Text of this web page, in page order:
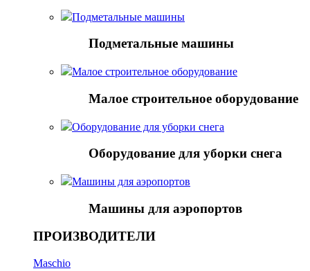
Подметальные машины
Подметальные машины
Малое строительное оборудование
Малое строительное оборудование
Оборудование для уборки снега
Оборудование для уборки снега
Mашины для аэропортов
Mашины для аэропортов
ПРОИЗВОДИТЕЛИ
Maschio